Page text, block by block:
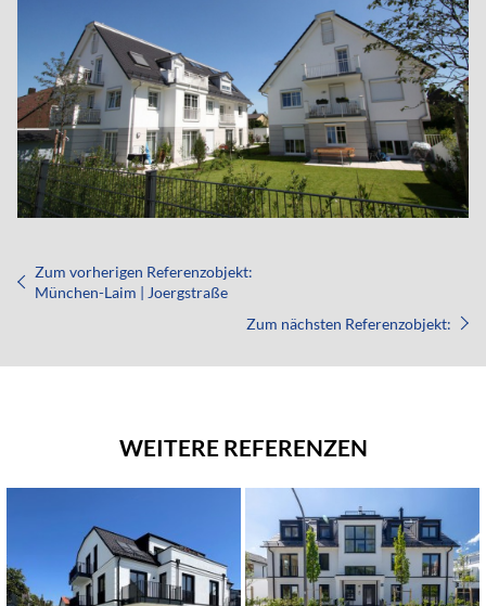
Zum vorherigen Referenzobjekt:
München-Laim | Joergstraße
Zum nächsten Referenzobjekt:
WEITERE REFERENZEN